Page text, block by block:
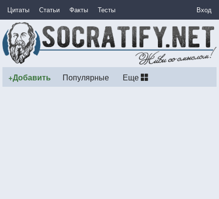
Цитаты Статьи Факты Тесты Вход
+Добавить Популярные Еще